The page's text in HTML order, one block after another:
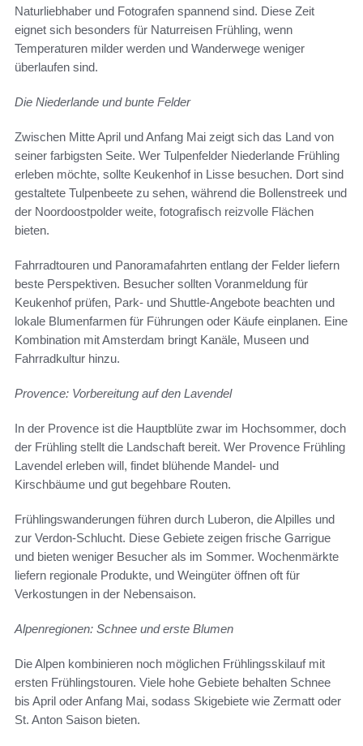
Naturliebhaber und Fotografen spannend sind. Diese Zeit
eignet sich besonders für Naturreisen Frühling, wenn
Temperaturen milder werden und Wanderwege weniger
überlaufen sind.
Die Niederlande und bunte Felder
Zwischen Mitte April und Anfang Mai zeigt sich das Land von
seiner farbigsten Seite. Wer Tulpenfelder Niederlande Frühling
erleben möchte, sollte Keukenhof in Lisse besuchen. Dort sind
gestaltete Tulpenbeete zu sehen, während die Bollenstreek und
der Noordoostpolder weite, fotografisch reizvolle Flächen
bieten.
Fahrradtouren und Panoramafahrten entlang der Felder liefern
beste Perspektiven. Besucher sollten Voranmeldung für
Keukenhof prüfen, Park- und Shuttle-Angebote beachten und
lokale Blumenfarmen für Führungen oder Käufe einplanen. Eine
Kombination mit Amsterdam bringt Kanäle, Museen und
Fahrradkultur hinzu.
Provence: Vorbereitung auf den Lavendel
In der Provence ist die Hauptblüte zwar im Hochsommer, doch
der Frühling stellt die Landschaft bereit. Wer Provence Frühling
Lavendel erleben will, findet blühende Mandel- und
Kirschbäume und gut begehbare Routen.
Frühlingswanderungen führen durch Luberon, die Alpilles und
zur Verdon-Schlucht. Diese Gebiete zeigen frische Garrigue
und bieten weniger Besucher als im Sommer. Wochenmärkte
liefern regionale Produkte, und Weingüter öffnen oft für
Verkostungen in der Nebensaison.
Alpenregionen: Schnee und erste Blumen
Die Alpen kombinieren noch möglichen Frühlingsskilauf mit
ersten Frühlingstouren. Viele hohe Gebiete behalten Schnee
bis April oder Anfang Mai, sodass Skigebiete wie Zermatt oder
St. Anton Saison bieten.